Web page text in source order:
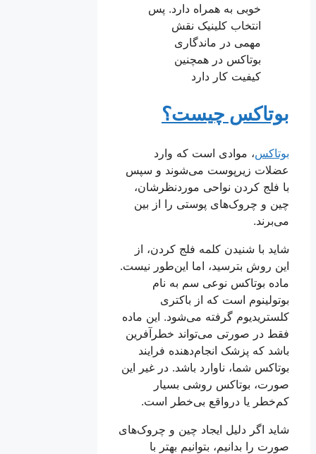
خوبی به همراه دارد. پس
انتخاب کلینیک نقش
مهمی در ماندگاری
بوتاکس در همچنین
کیفیت کار دارد
بوتاکس چیست؟
بوتاکس ، موادی است که وارد
عضلات زیرپوست می‌شوند و سپس
با فلج کردن نواحی موردنظرشان،
چین و چروک‌های پوستی را از بین
می‌برند.
شاید با شنیدن کلمه فلج کردن، از
این روش بترسید، اما این‌طور نیست.
ماده بوتاکس نوعی سم به نام
بوتولینوم است که از باکتری
کلستریدیوم گرفته می‌شود. این ماده
فقط در صورتی می‌تواند خطرآفرین
باشد که پزشک انجام‌دهنده فرایند
بوتاکس شما، ناوارد باشد. در غیر این
صورت، بوتاکس روشی بسیار
کم‌خطر یا درواقع بی‌خطر است.
شاید اگر دلیل ایجاد چین و چروک‌های
صورت را بدانیم، بتوانیم بهتر با